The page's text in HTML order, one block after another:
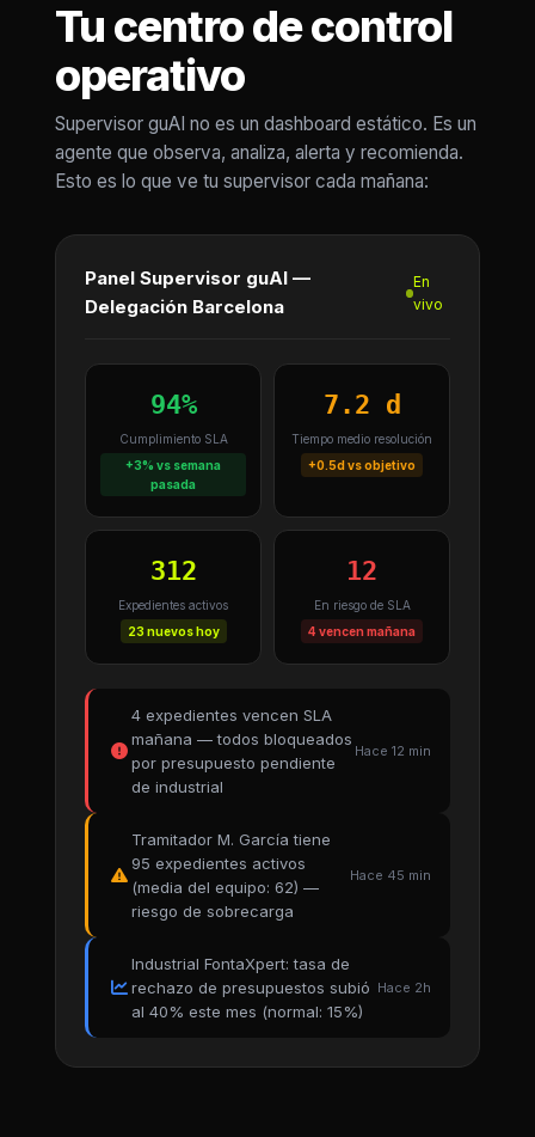
Tu centro de control
operativo
Supervisor guAI no es un dashboard estático. Es un
agente que observa, analiza, alerta y recomienda.
Esto es lo que ve tu supervisor cada mañana:
Panel Supervisor guAI —
Delegación Barcelona
En
vivo
94%
Cumplimiento SLA
+3% vs semana
pasada
7.2 d
Tiempo medio resolución
+0.5d vs objetivo
312
Expedientes activos
23 nuevos hoy
12
En riesgo de SLA
4 vencen mañana
4 expedientes vencen SLA
mañana — todos bloqueados
por presupuesto pendiente
de industrial
Hace 12 min
Tramitador M. García tiene
95 expedientes activos
(media del equipo: 62) —
riesgo de sobrecarga
Hace 45 min
Industrial FontaXpert: tasa de
rechazo de presupuestos subió
al 40% este mes (normal: 15%)
Hace 2h